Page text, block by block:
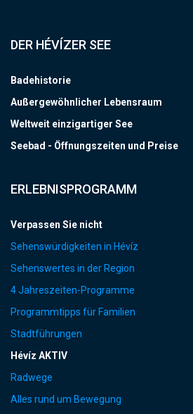
DER HÉVÍZER SEE
Badehistorie
Außergewöhnlicher Lebensraum
Weltweit einzigartiger See
Seebad - Öffnungszeiten und Preise
ERLEBNISPROGRAMM
Verpassen Sie nicht
Sehenswürdigkeiten in Hévíz
Sehenswertes in der Region
4 Jahreszeiten-Programme
Programmtipps für Familien
Stadtführungen
Hévíz AKTIV
Radwege
Alles rund um Bewegung